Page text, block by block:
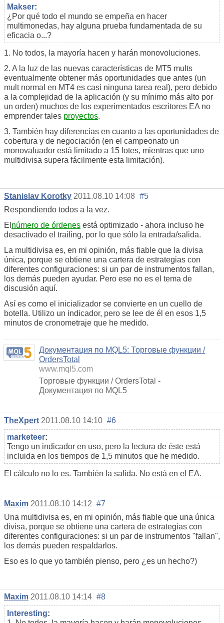
Makser:
¿Por qué todo el mundo se empeña en hacer
multimonedas, hay alguna prueba fundamentada de su
eficacia o...?
1. No todos, la mayoría hacen y harán monovoluciones.
2. A la luz de las nuevas características de MT5 mults
eventualmente obtener más oportunidades que antes (un
mult normal en MT4 es casi ninguna tarea real), pero debido
a la complejidad de la aplicación (y su mínimo más alto por
un orden) muchos de los experimentados escritores EA no
emprender tales proyectos.
3. También hay diferencias en cuanto a las oportunidades de
cobertura y de negociación (en el campeonato un
monovaluador está limitado a 15 lotes, mientras que uno
multidivisa supera fácilmente esta limitación).
Stanislav Korotky 2011.08.10 14:08 #5
Respondiendo todos a la vez.
El número de órdenes está optimizado - ahora incluso he
desactivado el trailing, por lo que sólo la entrada/salida.
La multidivisa es, en mi opinión, más fiable que la divisa
única, porque se obtiene una cartera de estrategias con
diferentes configuraciones: si un par de instrumentos fallan,
los demás pueden ayudar. Pero ese no es el tema de
discusión aquí.
Así es como el inicializador se convierte en un cuello de
botella. Utilizo un indicador, pero se lee de él en esos 1,5
minutos de cronometraje que he medido.
Документация по MQL5: Торговые функции /
OrdersTotal
www.mql5.com
Торговые функции / OrdersTotal -
Документация по MQL5
TheXpert 2011.08.10 14:10 #6
marketeer:
Tengo un indicador en uso, pero la lectura de éste está
incluida en los tiempos de 1,5 minutos que he medido.
El cálculo no lo es. También la salida. No está en el EA.
Maxim 2011.08.10 14:12 #7
Una multidivisa es, en mi opinión, más fiable que una única
divisa, porque se obtiene una cartera de estrategias con
diferentes configuraciones: si un par de instrumentos "fallan",
los demás pueden respaldarlos.
Eso es lo que yo también pienso, pero ¿es un hecho?)
Maxim 2011.08.10 14:14 #8
Interesting: